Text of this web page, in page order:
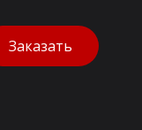
Заказать